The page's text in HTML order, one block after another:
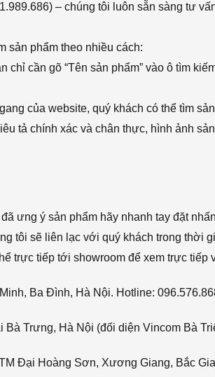
– chúng tôi luôn sẵn sàng tư
sản phẩm theo nhiều cách:
chỉ cần gõ “Tên sản phẩm” vào ô tìm
của website, quý khách có thể tìm
tả chính xác và chân thực, hình ảnh
ưng ý sản phẩm hãy nhanh tay đặt
tôi sẽ liên lạc với quý khách trong thời
trực tiếp tới showroom để xem trực tiếp
Ba Đình, Hà Nội. Hotline:
Trưng, Hà Nội (đối diện Vincom Bà
Đại Hoàng Sơn, Xương Giang, Bắc